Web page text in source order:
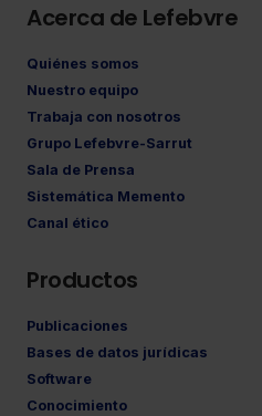
Acerca de Lefebvre
Quiénes somos
Nuestro equipo
Trabaja con nosotros
Grupo Lefebvre-Sarrut
Sala de Prensa
Sistemática Memento
Canal ético
Productos
Publicaciones
Bases de datos jurídicas
Software
Conocimiento